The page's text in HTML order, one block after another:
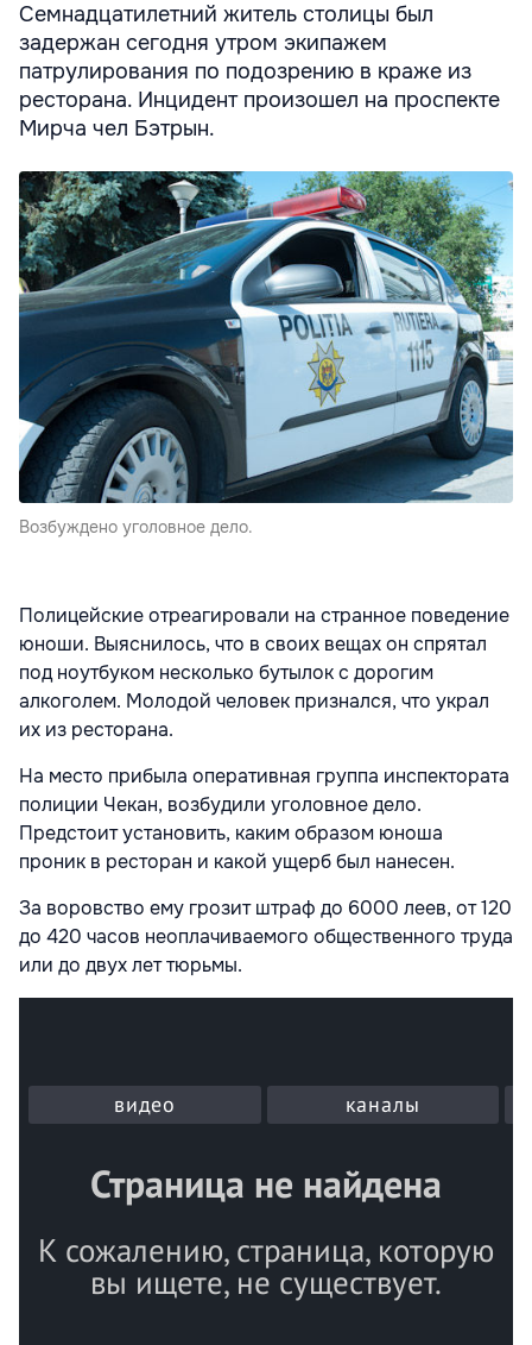
Семнадцатилетний житель столицы был
задержан сегодня утром экипажем
патрулирования по подозрению в краже из
ресторана. Инцидент произошел на проспекте
Мирча чел Бэтрын.
Возбуждено уголовное дело.
Полицейские отреагировали на странное поведение
юноши. Выяснилось, что в своих вещах он спрятал
под ноутбуком несколько бутылок с дорогим
алкоголем. Молодой человек признался, что украл
их из ресторана.
На место прибыла оперативная группа инспектората
полиции Чекан, возбудили уголовное дело.
Предстоит установить, каким образом юноша
проник в ресторан и какой ущерб был нанесен.
За воровство ему грозит штраф до 6000 леев, от 120
до 420 часов неоплачиваемого общественного труда
или до двух лет тюрьмы.